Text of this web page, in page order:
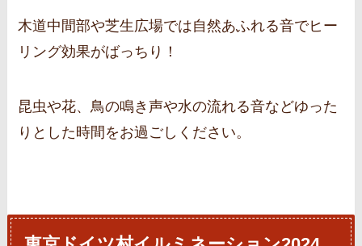
木道中間部や芝生広場では自然あふれる音でヒー
リング効果がばっちり！
昆虫や花、鳥の鳴き声や水の流れる音などゆった
りとした時間をお過ごしください。